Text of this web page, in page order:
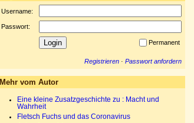
Username:
Passwort:
Permanent
Registrieren · Passwort anfordern
Mehr vom Autor
Eine kleine Zusatzgeschichte zu : Macht und
Wahrheit
Fletsch Fuchs und das Coronavirus